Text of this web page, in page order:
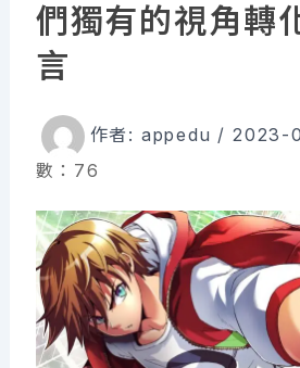
們獨有的視角轉
言
作者: appedu /2023-
數：76